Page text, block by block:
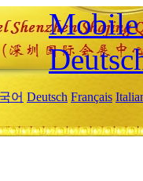
Mobile
어 Deutsch Français